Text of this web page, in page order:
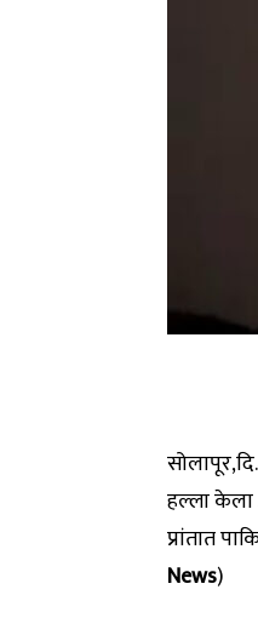
हल्ला केला
प्रांतात
News)